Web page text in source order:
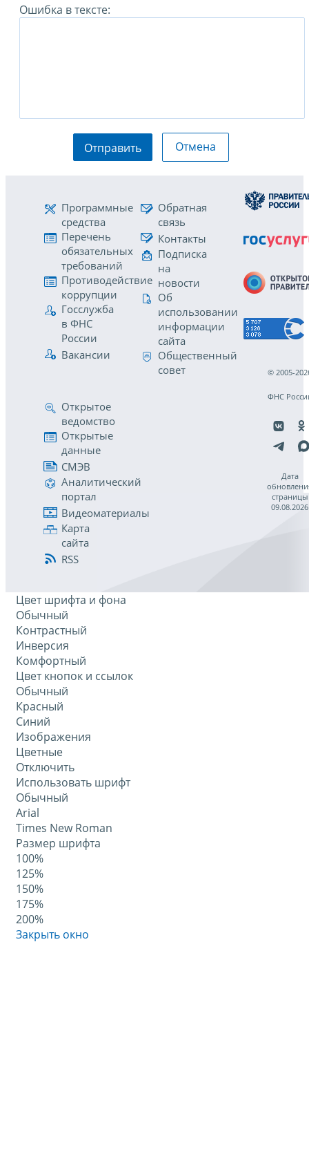
Ошибка в тексте:
Отправить Отмена
Программные
средства
Перечень
обязательных
требований
Противодействие
коррупции
Госслужба
в ФНС
России
Вакансии
Обратная
связь
Контакты
Подписка
на
новости
Об
использовании
информации
сайта
Общественный
совет
Открытое
ведомство
Открытые
данные
СМЭВ
Аналитический
портал
Видеоматериалы
Карта
сайта
RSS
© 2005-
ФНС
Дата
страницы
09.08.2026
Цвет шрифта и фона
Обычный
Контрастный
Инверсия
Комфортный
Цвет кнопок и ссылок
Обычный
Красный
Синий
Изображения
Цветные
Отключить
Использовать шрифт
Обычный
Arial
Times New Roman
Размер шрифта
100%
125%
150%
175%
200%
Закрыть окно